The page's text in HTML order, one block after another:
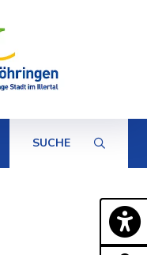
SUCHE